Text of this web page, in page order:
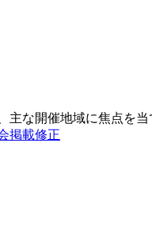
主な開催地域に焦点を
掲載修正